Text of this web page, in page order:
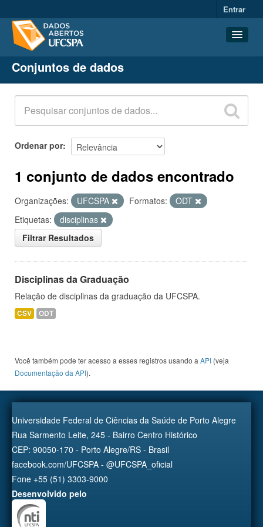
Entrar
Conjuntos de dados
Organizações
Grupos
Sobre
Conjuntos de dados
Ordenar por
1 conjunto de dados encontrado
Organizações: UFCSPA Formatos:
ODT
Etiquetas:
disciplinas
Filtrar Resultados
Disciplinas da Graduação
Relação de disciplinas da graduação da UFCSPA.
CSV ODT
Você também pode ter acesso a esses registros usando a API (veja
Documentação da API).
Universidade Federal de Ciências da Saúde de Porto Alegre
Rua Sarmento Leite, 245 - Bairro Centro Histórico
CEP: 90050-170 - Porto Alegre/RS - Brasil
facebook.com/UFCSPA - @UFCSPA_oficial
Fone +55 (51) 3303-9000
Desenvolvido pelo